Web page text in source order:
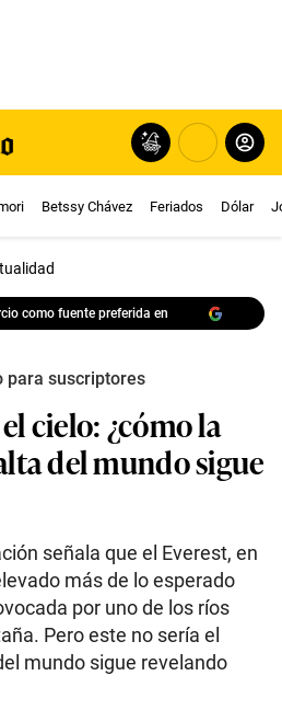
Betssy Chávez Feriados Dólar
como fuente preferida en
para suscriptores
cielo: ¿cómo la
del mundo sigue
señala que el Everest, en
más de lo esperado
por uno de los ríos
Pero este no sería el
mundo sigue revelando